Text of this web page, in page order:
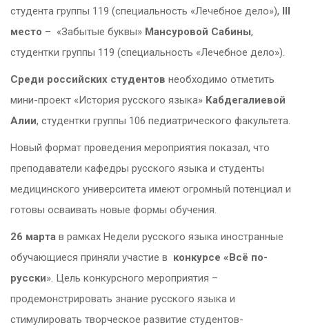
студента группы 119 (специальность «Лечебное дело»), III
место – «Забытые буквы» Мансуровой Сабины,
студентки группы 119 (специальность «Лечебное дело»).
Среди российских студентов необходимо отметить
мини-проект «История русского языка» Кабдегалиевой
Алии, студентки группы 106 педиатрического факультета.
Новый формат проведения мероприятия показал, что
преподаватели кафедры русского языка и студенты
медицинского университета имеют огромный потенциал и
готовы осваивать новые формы обучения.
26 марта в рамках Недели русского языка иностранные
обучающиеся приняли участие в конкурсе «Всё по-
русски». Цель конкурсного мероприятия –
продемонстрировать знание русского языка и
стимулировать творческое развитие студентов-